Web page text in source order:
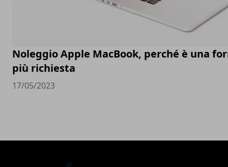
Noleggio Apple MacBook, perché è una
più richiesta
17/05/2023